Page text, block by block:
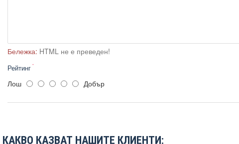
Бележка: HTML не е преведен!
Рейтинг
Лош Добър
КАКВО КАЗВАТ НАШИТЕ КЛИЕНТИ: